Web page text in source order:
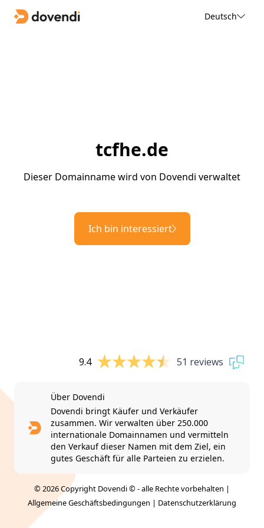
Deutsch
tcfhe.de
Dieser Domainname wird von Dovendi verwaltet
Ich bin interessiert
9.4 51 reviews
Über Dovendi
Dovendi bringt Käufer und Verkäufer
zusammen. Wir verwalten über 250.000
internationale Domainnamen und vermitteln
den Verkauf dieser Namen mit dem Ziel, ein
gutes Geschäft für alle Parteien zu erzielen.
© 2026 Copyright Dovendi © - alle Rechte vorbehalten |
Allgemeine Geschäftsbedingungen | Datenschutzerklärung